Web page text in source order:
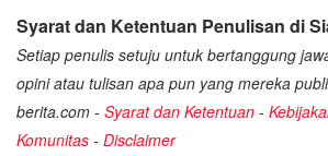
Syarat dan Ketentuan Penulisan di
Setiap penulis setuju untuk bertanggung
opini atau tulisan apa pun yang mereka
berita.com - Syarat dan Ketentuan -
Komunitas - Disclaimer